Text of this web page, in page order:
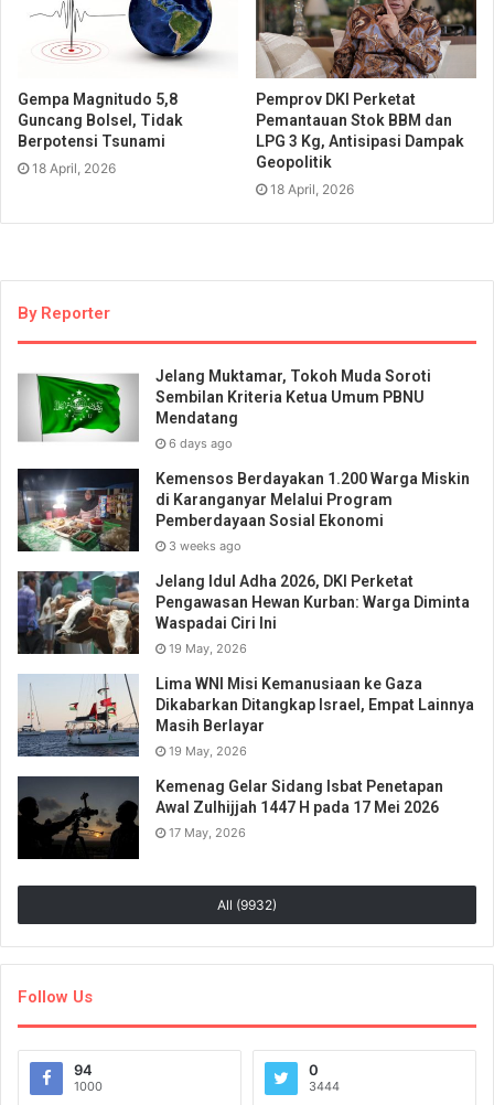
Gempa Magnitudo 5,8
Guncang Bolsel, Tidak
Berpotensi Tsunami
18 April, 2026
Pemprov DKI Perketat
Pemantauan Stok BBM dan
LPG 3 Kg, Antisipasi Dampak
Geopolitik
18 April, 2026
By Reporter
Jelang Muktamar, Tokoh Muda Soroti
Sembilan Kriteria Ketua Umum PBNU
Mendatang
6 days ago
Kemensos Berdayakan 1.200 Warga Miskin
di Karanganyar Melalui Program
Pemberdayaan Sosial Ekonomi
3 weeks ago
Jelang Idul Adha 2026, DKI Perketat
Pengawasan Hewan Kurban: Warga Diminta
Waspadai Ciri Ini
19 May, 2026
Lima WNI Misi Kemanusiaan ke Gaza
Dikabarkan Ditangkap Israel, Empat Lainnya
Masih Berlayar
19 May, 2026
Kemenag Gelar Sidang Isbat Penetapan
Awal Zulhijjah 1447 H pada 17 Mei 2026
17 May, 2026
All (9932)
Follow Us
94
1000
0
3444